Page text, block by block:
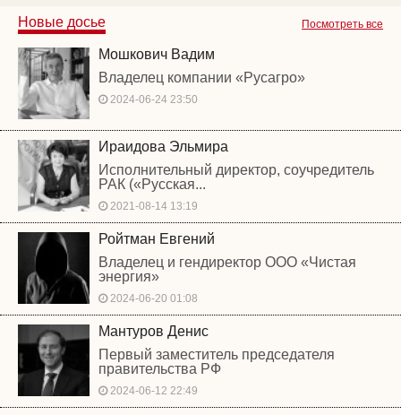
Посмотреть все
Новые досье
Мошкович Вадим
Владелец компании «Русагро»
2024-06-24 23:50
Ираидова Эльмира
Исполнительный директор, соучредитель
РАК («Русская...
2021-08-14 13:19
Ройтман Евгений
Владелец и гендиректор ООО «Чистая
энергия»
2024-06-20 01:08
Мантуров Денис
Первый заместитель председателя
правительства РФ
2024-06-12 22:49